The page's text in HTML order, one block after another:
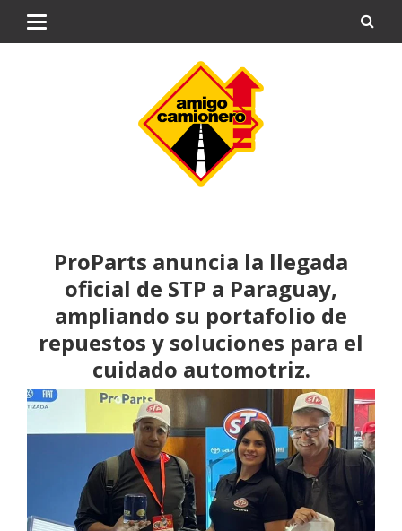
ProParts anuncia la llegada
oficial de STP a Paraguay,
ampliando su portafolio de
repuestos y soluciones para el
cuidado automotriz.